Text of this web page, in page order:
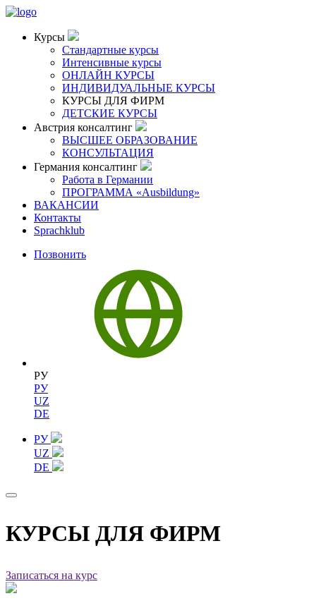
Курсы
Стандартные курсы
Интенсивные курсы
ОНЛАЙН КУРСЫ
ИНДИВИДУАЛЬНЫЕ КУРСЫ
КУРСЫ ДЛЯ ФИРМ
ДЕТСКИЕ КУРСЫ
Австрия консалтинг
ВЫСШЕЕ ОБРАЗОВАНИЕ
КОНСУЛЬТАЦИЯ
Германия консалтинг
Работа в Германии
ПРОГРАММА «Ausbildung»
ВАКАНСИИ
Контакты
Sprachklub
Позвонить
РУ
РУ
UZ
DE
РУ
UZ
DE
КУРСЫ ДЛЯ ФИРМ
Записаться на курс